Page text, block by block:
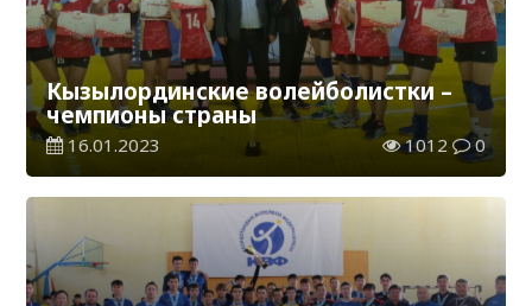
Кызылординские волейболистки –
чемпионы страны
16.01.2023 1012 0